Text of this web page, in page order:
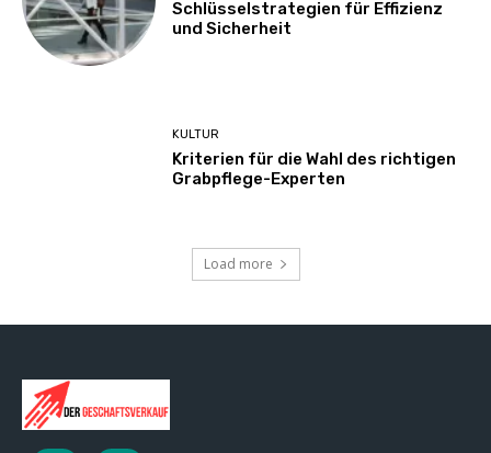
Schlüsselstrategien für Effizienz
und Sicherheit
KULTUR
Kriterien für die Wahl des richtigen
Grabpflege-Experten
Load more